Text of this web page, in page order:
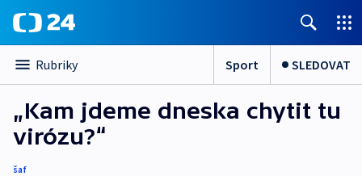
Rubriky Sport SLEDOVAT
„Kam jdeme dneska chytit tu
virózu?“
šaf